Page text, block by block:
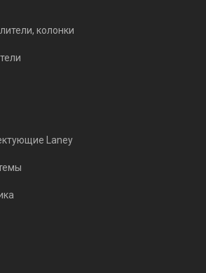
колонки
Laney